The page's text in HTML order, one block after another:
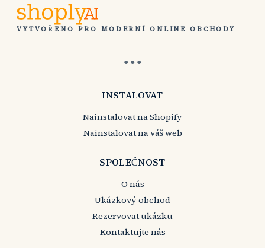
VYTVOŘENO PRO MODERNÍ ONLINE OBCHODY
● ● ●
INSTALOVAT
Nainstalovat na Shopify
Nainstalovat na váš web
SPOLEČNOST
O nás
Ukázkový obchod
Rezervovat ukázku
Kontaktujte nás